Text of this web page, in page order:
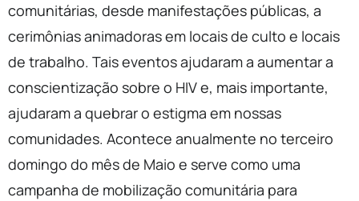
comunitárias, desde manifestações públicas, a
cerimônias animadoras em locais de culto e locais
de trabalho. Tais eventos ajudaram a aumentar a
conscientização sobre o HIV e, mais importante,
ajudaram a quebrar o estigma em nossas
comunidades. Acontece anualmente no terceiro
domingo do mês de Maio e serve como uma
campanha de mobilização comunitária para